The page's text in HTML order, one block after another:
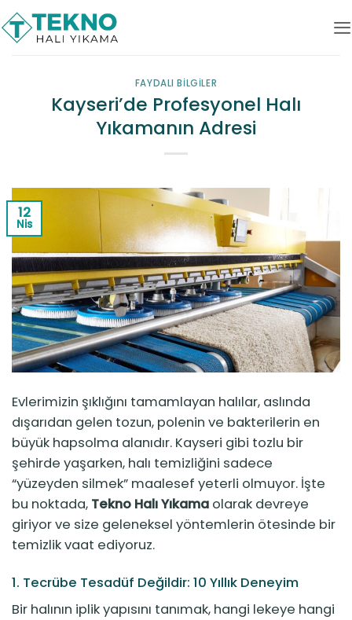
İçeriğe
atla
FAYDALI BILGILER
Kayseri’de Profesyonel Halı
Yıkamanın Adresi
12
Nis
Evlerimizin şıklığını tamamlayan halılar, aslında
dışarıdan gelen tozun, polenin ve bakterilerin en
büyük hapsolma alanıdır. Kayseri gibi tozlu bir
şehirde yaşarken, halı temizliğini sadece
“yüzeyden silmek” maalesef yeterli olmuyor. İşte
bu noktada, Tekno Halı Yıkama olarak devreye
giriyor ve size geleneksel yöntemlerin ötesinde bir
temizlik vaat ediyoruz.
1. Tecrübe Tesadüf Değildir: 10 Yıllık Deneyim
Bir halının iplik yapısını tanımak, hangi lekeye hangi